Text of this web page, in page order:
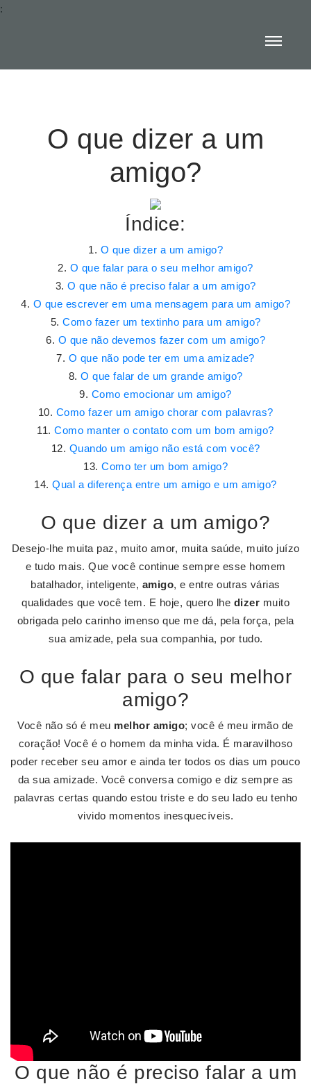
:
O que dizer a um
amigo?
Índice:
O que dizer a um amigo?
O que falar para o seu melhor amigo?
O que não é preciso falar a um amigo?
O que escrever em uma mensagem para um amigo?
Como fazer um textinho para um amigo?
O que não devemos fazer com um amigo?
O que não pode ter em uma amizade?
O que falar de um grande amigo?
Como emocionar um amigo?
Como fazer um amigo chorar com palavras?
Como manter o contato com um bom amigo?
Quando um amigo não está com você?
Como ter um bom amigo?
Qual a diferença entre um amigo e um amigo?
O que dizer a um amigo?
Desejo-lhe muita paz, muito amor, muita saúde, muito juízo
e tudo mais. Que você continue sempre esse homem
batalhador, inteligente, amigo, e entre outras várias
qualidades que você tem. E hoje, quero lhe dizer muito
obrigada pelo carinho imenso que me dá, pela força, pela
sua amizade, pela sua companhia, por tudo.
O que falar para o seu melhor
amigo?
Você não só é meu melhor amigo; você é meu irmão de
coração! Você é o homem da minha vida. É maravilhoso
poder receber seu amor e ainda ter todos os dias um pouco
da sua amizade. Você conversa comigo e diz sempre as
palavras certas quando estou triste e do seu lado eu tenho
vivido momentos inesquecíveis.
O que não é preciso falar a um